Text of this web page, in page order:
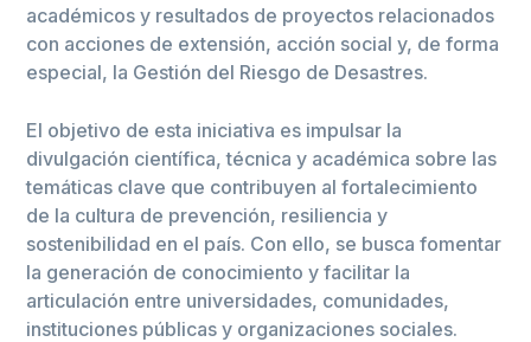
académicos y resultados de proyectos relacionados
con acciones de extensión, acción social y, de forma
especial, la Gestión del Riesgo de Desastres.
El objetivo de esta iniciativa es impulsar la
divulgación científica, técnica y académica sobre las
temáticas clave que contribuyen al fortalecimiento
de la cultura de prevención, resiliencia y
sostenibilidad en el país. Con ello, se busca fomentar
la generación de conocimiento y facilitar la
articulación entre universidades, comunidades,
instituciones públicas y organizaciones sociales.